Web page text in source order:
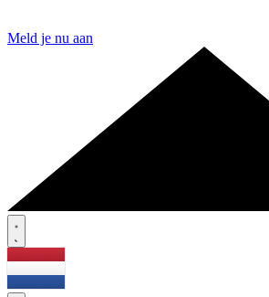
Meld je nu aan